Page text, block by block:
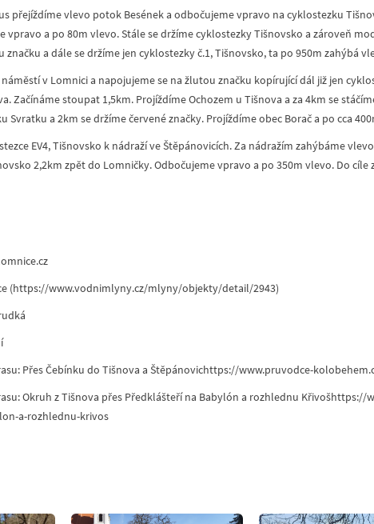
přejíždíme vlevo potok Besének a odbočujeme vpravo na cyklostezku
vpravo a po 80m vlevo. Stále se držíme cyklostezky Tišnovsko a zároveň
a dále se držíme jen cyklostezky č.1, Tišnovsko, ta po 950m zahýbá
v Lomnici a napojujeme se na žlutou značku kopírující dál již jen
Začínáme stoupat 1,5km. Projíždíme Ochozem u Tišnova a za 4km se
Svratku a 2km se držíme červené značky. Projíždíme obec Borač a po cca
EV4, Tišnovsko k nádraží ve Štěpánovicích. Za nádražím zahýbáme
2,2km zpět do Lomničky. Odbočujeme vpravo a po 350m vlevo. Do cíle
(https://www.vodnimlyny.cz/mlyny/objekty/detail/2943)
Přes Čebínku do Tišnova a Štěpánovichttps://www.pruvodce-
Okruh z Tišnova přes Předklášteří na Babylón a rozhlednu
a-rozhlednu-krivos